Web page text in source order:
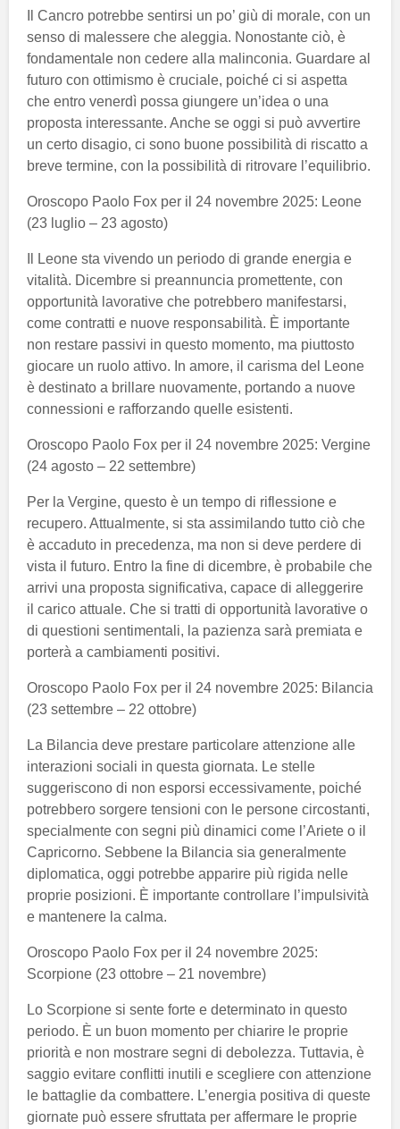
Il Cancro potrebbe sentirsi un po’ giù di morale, con un
senso di malessere che aleggia. Nonostante ciò, è
fondamentale non cedere alla malinconia. Guardare al
futuro con ottimismo è cruciale, poiché ci si aspetta
che entro venerdì possa giungere un’idea o una
proposta interessante. Anche se oggi si può avvertire
un certo disagio, ci sono buone possibilità di riscatto a
breve termine, con la possibilità di ritrovare l’equilibrio.
Oroscopo Paolo Fox per il 24 novembre 2025: Leone
(23 luglio – 23 agosto)
Il Leone sta vivendo un periodo di grande energia e
vitalità. Dicembre si preannuncia promettente, con
opportunità lavorative che potrebbero manifestarsi,
come contratti e nuove responsabilità. È importante
non restare passivi in questo momento, ma piuttosto
giocare un ruolo attivo. In amore, il carisma del Leone
è destinato a brillare nuovamente, portando a nuove
connessioni e rafforzando quelle esistenti.
Oroscopo Paolo Fox per il 24 novembre 2025: Vergine
(24 agosto – 22 settembre)
Per la Vergine, questo è un tempo di riflessione e
recupero. Attualmente, si sta assimilando tutto ciò che
è accaduto in precedenza, ma non si deve perdere di
vista il futuro. Entro la fine di dicembre, è probabile che
arrivi una proposta significativa, capace di alleggerire
il carico attuale. Che si tratti di opportunità lavorative o
di questioni sentimentali, la pazienza sarà premiata e
porterà a cambiamenti positivi.
Oroscopo Paolo Fox per il 24 novembre 2025: Bilancia
(23 settembre – 22 ottobre)
La Bilancia deve prestare particolare attenzione alle
interazioni sociali in questa giornata. Le stelle
suggeriscono di non esporsi eccessivamente, poiché
potrebbero sorgere tensioni con le persone circostanti,
specialmente con segni più dinamici come l’Ariete o il
Capricorno. Sebbene la Bilancia sia generalmente
diplomatica, oggi potrebbe apparire più rigida nelle
proprie posizioni. È importante controllare l’impulsività
e mantenere la calma.
Oroscopo Paolo Fox per il 24 novembre 2025:
Scorpione (23 ottobre – 21 novembre)
Lo Scorpione si sente forte e determinato in questo
periodo. È un buon momento per chiarire le proprie
priorità e non mostrare segni di debolezza. Tuttavia, è
saggio evitare conflitti inutili e scegliere con attenzione
le battaglie da combattere. L’energia positiva di queste
giornate può essere sfruttata per affermare le proprie